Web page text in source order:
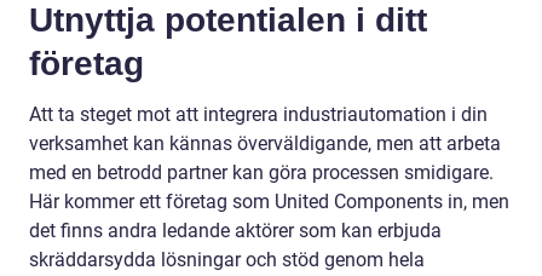
Utnyttja potentialen i ditt
företag
Att ta steget mot att integrera industriautomation i din
verksamhet kan kännas överväldigande, men att arbeta
med en betrodd partner kan göra processen smidigare.
Här kommer ett företag som United Components in, men
det finns andra ledande aktörer som kan erbjuda
skräddarsydda lösningar och stöd genom hela